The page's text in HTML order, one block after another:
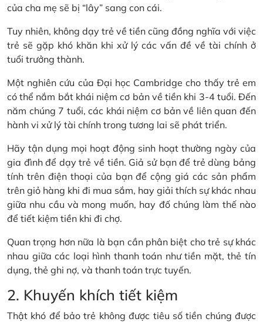
của cha mẹ sẽ bị “lây” sang con cái.
Tuy nhiên, không dạy trẻ về tiền cũng đồng nghĩa với việc
trẻ sẽ gặp khó khăn khi xử lý các vấn đề về tài chính ở
tuổi trưởng thành.
Một nghiên cứu của Đại học Cambridge cho thấy trẻ em
có thể nắm bắt khái niệm cơ bản về tiền khi 3-4 tuổi. Đến
năm chúng 7 tuổi, các khái niệm cơ bản về liên quan đến
hành vi xử lý tài chính trong tương lai sẽ phát triển.
Hãy tận dụng mọi hoạt động sinh hoạt thường ngày của
gia đình để dạy trẻ về tiền. Giả sử bạn để trẻ dùng bảng
tính trên điện thoại của bạn để cộng giá các sản phẩm
trên giỏ hàng khi đi mua sắm, hay giải thích sự khác nhau
giữa nhu cầu và mong muốn, hay đố chúng làm thế nào
để tiết kiệm tiền khi đi chợ.
Quan trọng hơn nữa là bạn cần phân biệt cho trẻ sự khác
nhau giữa các loại hình thanh toán như tiền mặt, thẻ tín
dụng, thẻ ghi nợ, và thanh toán trực tuyến.
2. Khuyến khích tiết kiệm
Thật khó để bảo trẻ không được tiêu số tiền chúng được